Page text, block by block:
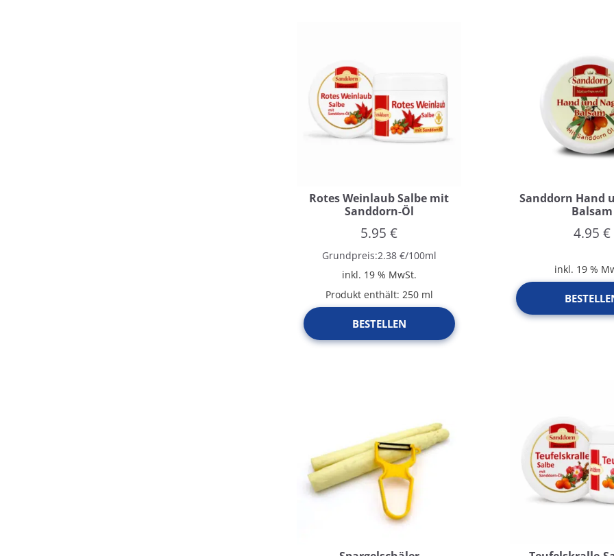
Rotes Weinlaub Salbe mit
Sanddorn-Öl
5.95€
Grundpreis:2.38 €/100ml
inkl. 19 % MwSt.
Produkt enthält: 250 ml
BESTELLEN
Sanddorn Hand
Balsam
4.95 €
inkl. 19 %